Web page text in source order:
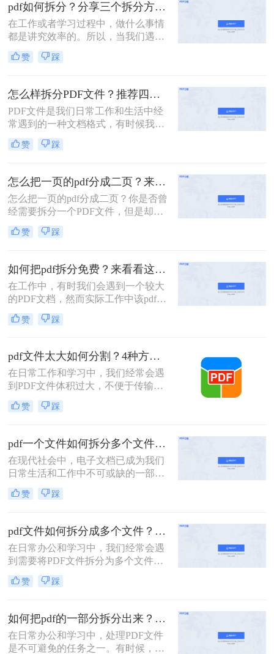
子书、一份合并的财务报表，或是一
次会议的所有记录。此时，如何从中
精准、快速地提取出我们需要的部
分，就成了一个亟待解决的问
题。“拆分PDF”这项技能，因此变得
pdf如何拆分？分享三个拆分方法！
在工作或者学习过程中，做什么事情
都是讲究效率的。所以，当我们遇到
内容又多篇幅又长的PDF文件时，根
本来不及花太多时间去仔细阅读，这
多个文件以便我们快速查阅。那么有
没有更加简便高效的方法可以让我们
实现这一操作呢？今天我就推荐三个
实用的方法来教你pdf如何拆分，让你
快速提高文件处理效率。
赞 踩
怎么样拆分PDF文件？推荐四个拆分PDF方法！
PDF文件是我们日常工作和生活中经
常遇到的一种文档格式，有时候我们
需要对PDF文件进行拆分，以便更好
地管理和处理。本文将为您详细介绍
理和使用。
赞 踩
怎么把一页的pdf分成二页？来看看这3个PDF拆分方法！
怎么把一页的pdf分成二页？你是否曾
经需要拆分一个PDF文件，但是却不
知道该如何下手？PDF是一种常用的
文件格式，但是在某些情况下，我们
绍几种简单的方法，帮助你轻松拆分
PDF文件。
赞 踩
如何把pdf拆分免费？来看看这2个PDF拆分方法！
在工作中，有时我们会遇到一个较大
的PDF文档，然而实际工作中该pdf文
档的内容是分模块处理的。这时我们
就可以使用PDF拆分功能，将整个
文档，方便工作中文档的传输处理和
重要内容的查找。下面我们就将介绍
如何把pdf拆分免费方法，希望能给读
者的工作带来方便。
赞 踩
pdf文件太大如何分割？4种方法教你如何快速拆分！
在日常工作和学习中，我们经常会遇
到PDF文件体积过大，不便于传输或
管理的情况。此时，将PDF文件分割
成多个较小的文件就显得尤为重要。
详细介绍几种常用的PDF文件分割方
法，帮助用户轻松应对大体积PDF文
件的处理难题。
赞 踩
pdf一个文件如何拆分多个文件？教你4招高效又简单！
在现代社会中，电子文档已成为我们
日常生活和工作中不可或缺的一部
分。而PDF文件是最常见和流行的电
子文档格式之一。但有时我们可能会
型的PDF文件拆分成多个小文件，以
便更方便地阅读、共享或打印。 那
么，pdf一个文件如何拆分多个文件
呢？下面我将为您详细介绍几种简单
有效的方法。
赞 踩
pdf文件如何拆分成多个文件？这三种方法教你轻松拆分！
在日常办公和学习中，我们经常会遇
到需要将PDF文件拆分为多个文件的
需求。无论是为了方便分享、减小文
件大小，还是为了将不同章节或内容
有用的技能。那么PDF文件如何拆分
成多个文件呢？本文将介绍三种常用
的方法，帮助你轻松拆分PDF文件。
赞 踩
如何把pdf的一部分拆分出来？这3种分割方法很简单！
在日常办公和学习中，处理PDF文件
是不可避免的任务之一。有时候，我